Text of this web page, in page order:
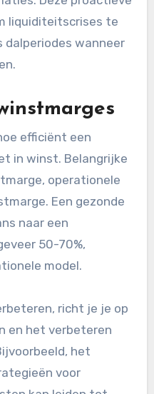
liquiditeitscrises te
dalperiodes wanneer
efficiënt een
in winst. Belangrijke
operationele
Een gezonde
naar een
50-70%,
model.
richt je je op
en het verbeteren
het
voor